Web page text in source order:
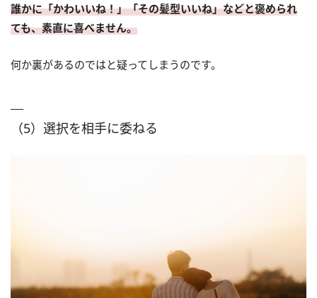
誰かに「かわいいね！」「その髪型いいね」などと褒められ
ても、素直に喜べません。
何か裏があるのではと疑ってしまうのです。
（5）選択を相手に委ねる